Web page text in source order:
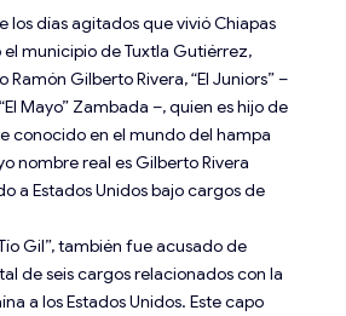
los días agitados que vivió Chiapas
municipio de Tuxtla Gutiérrez,
Gilberto Rivera, “El Juniors” –
Mayo” Zambada –, quien es hijo de
conocido en el mundo del hampa
nombre real es Gilberto Rivera
a Estados Unidos bajo cargos de
Gil”, también fue acusado de
de seis cargos relacionados con la
a los Estados Unidos. Este capo